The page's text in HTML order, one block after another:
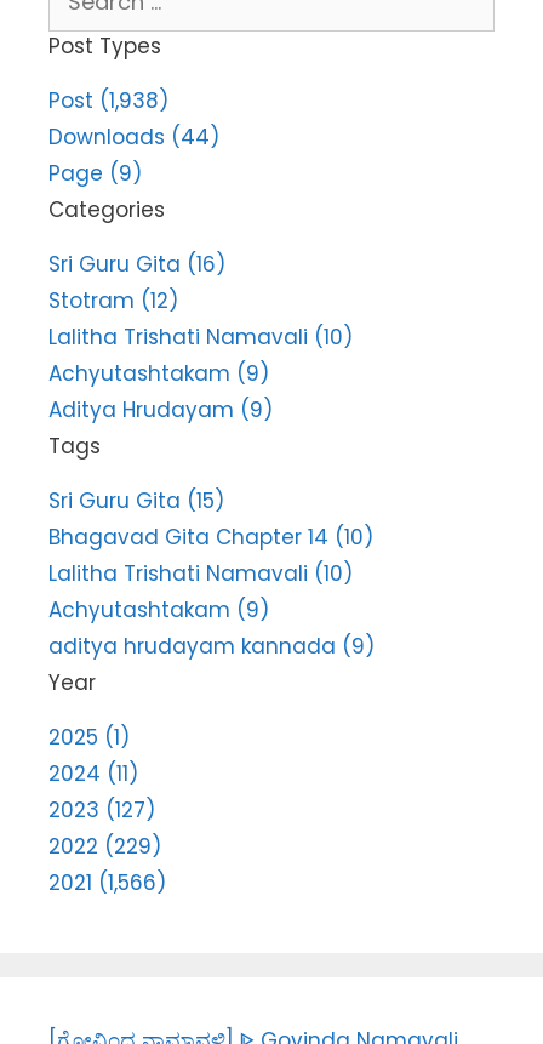
for:
Post Types
Post (1,938)
Downloads (44)
Page (9)
Categories
Sri Guru Gita (16)
Stotram (12)
Lalitha Trishati Namavali (10)
Achyutashtakam (9)
Aditya Hrudayam (9)
Tags
Sri Guru Gita (15)
Bhagavad Gita Chapter 14 (10)
Lalitha Trishati Namavali (10)
Achyutashtakam (9)
aditya hrudayam kannada (9)
Year
2025 (1)
2024 (11)
2023 (127)
2022 (229)
2021 (1,566)